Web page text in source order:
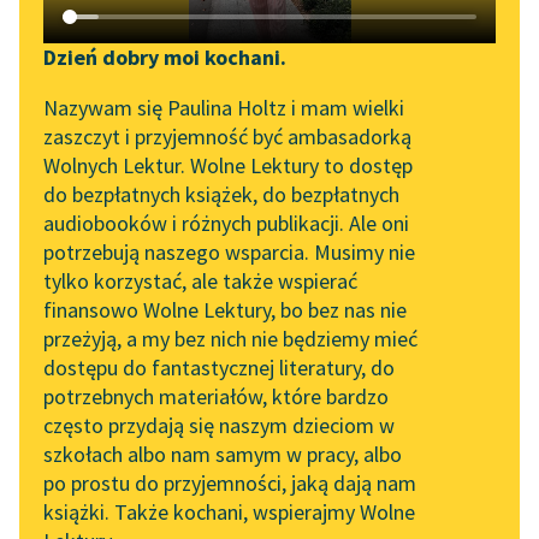
Katalog DAISY
Podkasty o książkach
Zgłoś brak utworu
Aktualności
Byliśmy częścią AI Impact
Lab
Zapraszamy na spotkanie
online z tłumaczkami
literatury skandynawskiej
Spotkanie z Katarzyną
Tunkiel w Oslo
Wolne Lektury na 32.
Pol’and’Rock Festivalu
„Kochanek Lady
Chatterley” do słuchania
Narzędzia
Mapa Wolnych Lektur
Leśmianator
Przewodnik dla piszących i
czytających
API
OAI-PMH
Widget Wolnych Lektur
Przypisy
Dzień dobry moi kochani.
Nazywam się Paulina Holtz i mam wielki
zaszczyt i przyjemność być ambasadorką
Wolnych Lektur. Wolne Lektury to dostęp
do bezpłatnych książek, do bezpłatnych
audiobooków i różnych publikacji. Ale oni
potrzebują naszego wsparcia. Musimy nie
tylko korzystać, ale także wspierać
finansowo Wolne Lektury, bo bez nas nie
przeżyją, a my bez nich nie będziemy mieć
dostępu do fantastycznej literatury, do
potrzebnych materiałów, które bardzo
często przydają się naszym dzieciom w
szkołach albo nam samym w pracy, albo
po prostu do przyjemności, jaką dają nam
książki. Także kochani, wspierajmy Wolne
Sortuj:
powieści kryminalne Edgara Wallace'a